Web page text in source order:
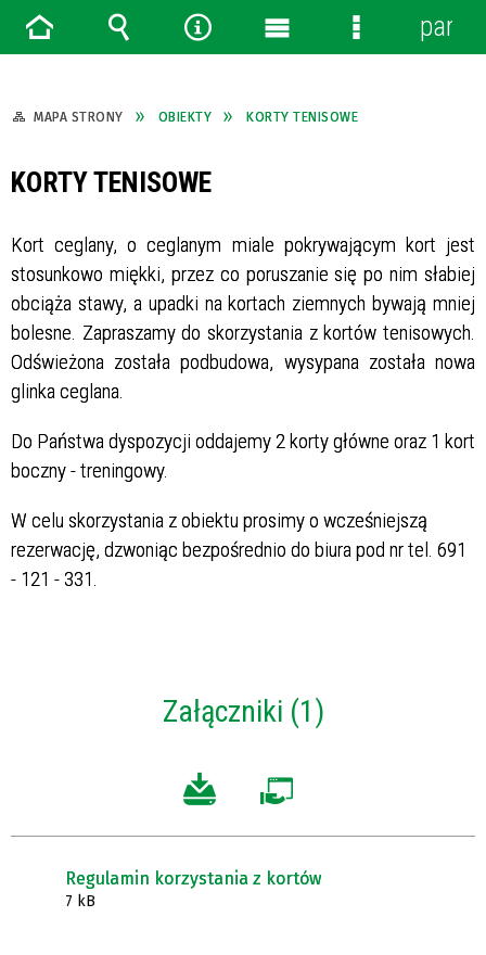
MAPA STRONY OBIEKTY KORTY TENISOWE
KORTY TENISOWE
Kort ceglany, o ceglanym miale pokrywającym kort jest
stosunkowo miękki, przez co poruszanie się po nim słabiej
obciąża stawy, a upadki na kortach ziemnych bywają mniej
bolesne. Zapraszamy do skorzystania z kortów tenisowych.
Odświeżona została podbudowa, wysypana została nowa
glinka ceglana.
Do Państwa dyspozycji oddajemy 2 korty główne oraz 1 kort
boczny - treningowy.
W celu skorzystania z obiektu prosimy o wcześniejszą
rezerwację, dzwoniąc bezpośrednio do biura pod nr tel. 691
- 121 - 331.
Załączniki (1)
Regulamin korzystania z kortów
7 kB
Strona Wyszukiwarka
NarzędziaMenu
Menu
panel